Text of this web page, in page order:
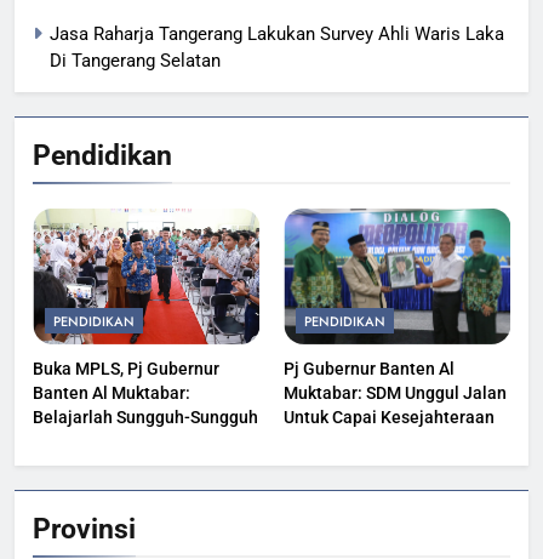
Jasa Raharja Tangerang Lakukan Survey Ahli Waris Laka
Di Tangerang Selatan
Pendidikan
PENDIDIKAN
Buka MPLS, Pj Gubernur
Banten Al Muktabar:
Belajarlah Sungguh-Sungguh
PENDIDIKAN
Pj Gubernur Banten Al
Muktabar: SDM Unggul Jalan
Untuk Capai Kesejahteraan
Provinsi